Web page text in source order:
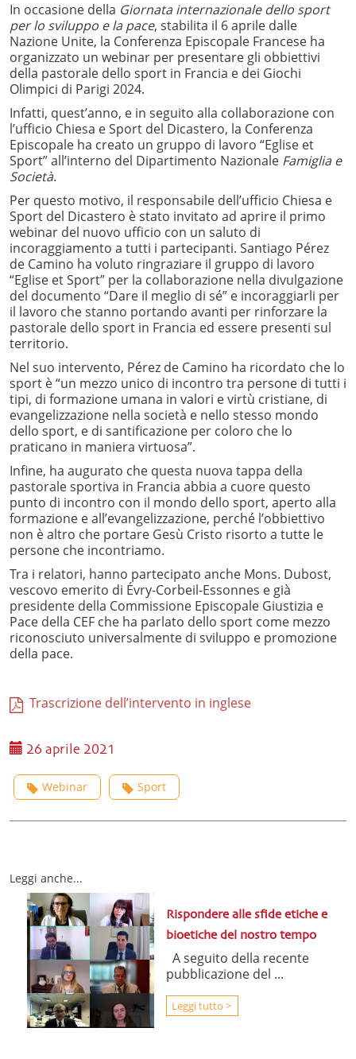
In occasione della Giornata internazionale dello sport
per lo sviluppo e la pace, stabilita il 6 aprile dalle
Nazione Unite, la Conferenza Episcopale Francese ha
organizzato un webinar per presentare gli obbiettivi
della pastorale dello sport in Francia e dei Giochi
Olimpici di Parigi 2024.
Infatti, quest’anno, e in seguito alla collaborazione con
l’ufficio Chiesa e Sport del Dicastero, la Conferenza
Episcopale ha creato un gruppo di lavoro “Eglise et
Sport” all’interno del Dipartimento Nazionale Famiglia e
Società.
Per questo motivo, il responsabile dell’ufficio Chiesa e
Sport del Dicastero è stato invitato ad aprire il primo
webinar del nuovo ufficio con un saluto di
incoraggiamento a tutti i partecipanti. Santiago Pérez
de Camino ha voluto ringraziare il gruppo di lavoro
“Eglise et Sport” per la collaborazione nella divulgazione
del documento “Dare il meglio di sé” e incoraggiarli per
il lavoro che stanno portando avanti per rinforzare la
pastorale dello sport in Francia ed essere presenti sul
territorio.
Nel suo intervento, Pérez de Camino ha ricordato che lo
sport è “un mezzo unico di incontro tra persone di tutti i
tipi, di formazione umana in valori e virtù cristiane, di
evangelizzazione nella società e nello stesso mondo
dello sport, e di santificazione per coloro che lo
praticano in maniera virtuosa”.
Infine, ha augurato che questa nuova tappa della
pastorale sportiva in Francia abbia a cuore questo
punto di incontro con il mondo dello sport, aperto alla
formazione e all’evangelizzazione, perché l’obbiettivo
non è altro che portare Gesù Cristo risorto a tutte le
persone che incontriamo.
Tra i relatori, hanno partecipato anche Mons. Dubost,
vescovo emerito di Évry-Corbeil-Essonnes e già
presidente della Commissione Episcopale Giustizia e
Pace della CEF che ha parlato dello sport come mezzo
riconosciuto universalmente di sviluppo e promozione
della pace.
Trascrizione dell’intervento in inglese
26 aprile 2021
Webinar Sport
Leggi anche...
Rispondere alle sfide etiche e
bioetiche del nostro tempo
A seguito della recente
pubblicazione del ...
Leggi tutto >